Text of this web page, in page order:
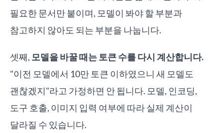
필요한 문서만 붙이며, 모델이 봐야 할 부분과
참고하지 않아도 되는 부분을 나눕니다.
셋째, 모델을 바꿀 때는 토큰 수를 다시 계산합니다.
"이전 모델에서 10만 토큰 이하였으니 새 모델도
괜찮겠지"라고 가정하면 안 됩니다. 모델, 인코딩,
도구 호출, 이미지 입력 여부에 따라 실제 계산이
달라질 수 있습니다.